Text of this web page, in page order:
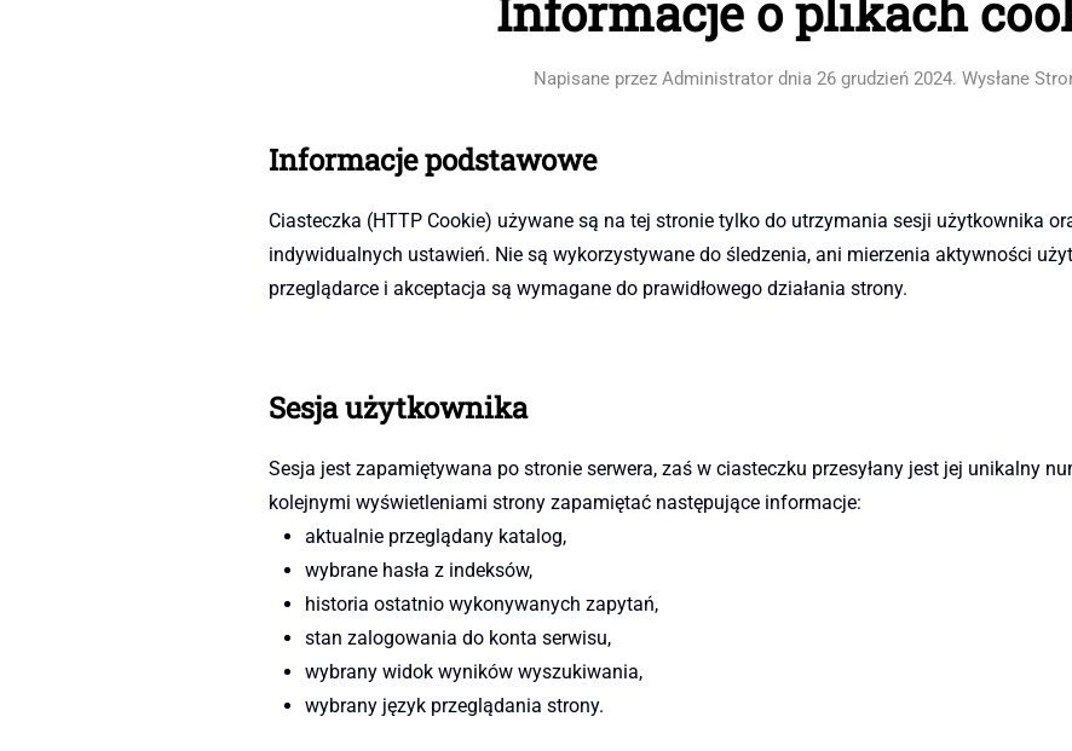
Informacje o plikach
Napisane przez Administrator dnia 26 grudzień 2024. Wysłane
Informacje podstawowe
Ciasteczka (HTTP Cookie) używane są na tej stronie tylko do utrzymania sesji użytkownika
indywidualnych ustawień. Nie są wykorzystywane do śledzenia, ani mierzenia aktywności
przeglądarce i akceptacja są wymagane do prawidłowego działania strony.
Sesja użytkownika
Sesja jest zapamiętywana po stronie serwera, zaś w ciasteczku przesyłany jest jej unikalny
kolejnymi wyświetleniami strony zapamiętać następujące informacje:
aktualnie przeglądany katalog,
wybrane hasła z indeksów,
historia ostatnio wykonywanych zapytań,
stan zalogowania do konta serwisu,
wybrany widok wyników wyszukiwania,
wybrany język przeglądania strony.